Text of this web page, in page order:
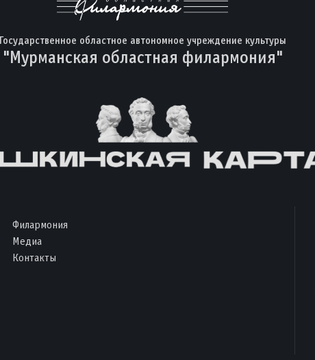
Государственное областное автономное учреждение культуры
"Мурманская областная филармония"
Филармония
Медиа
Контакты